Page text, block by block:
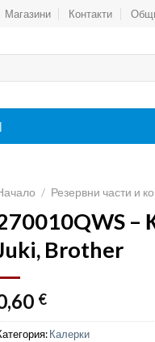
Магазини Контакти
/ Резервни части и
–
Brother
€
Калерки